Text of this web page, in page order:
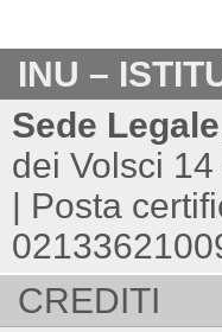
INU –
Sede
dei Volsci
| Posta
CREDITI